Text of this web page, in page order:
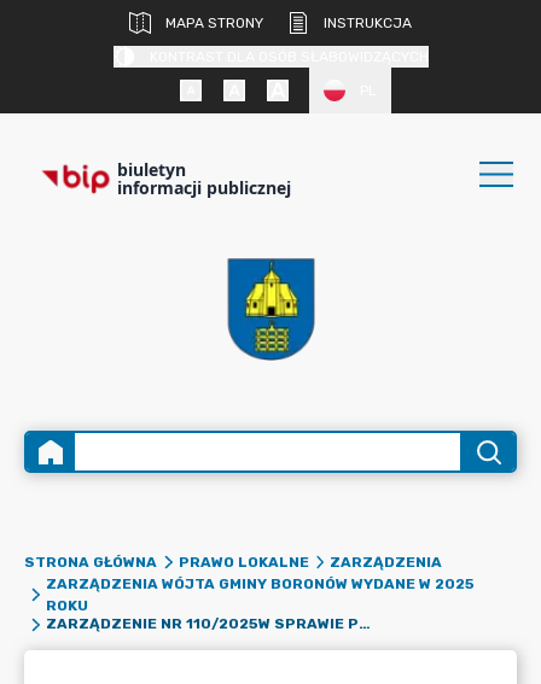
MAPA STRONY
INSTRUKCJA
biuletyn
informacji publicznej
STRONA GŁÓWNA PRAWO LOKALNE
ZARZĄDZENIA
ZARZĄDZENIA WÓJTA GMINY BORONÓW WYDANE W 2025
ROKU
ZARZĄDZENIE NR 110/2025W SPRAWIE PRZEPROWADZENIA KONSULTACJI PROJEKTU STRATEGII ROZWOJU GMINY BORONÓW DO ROKU 2040